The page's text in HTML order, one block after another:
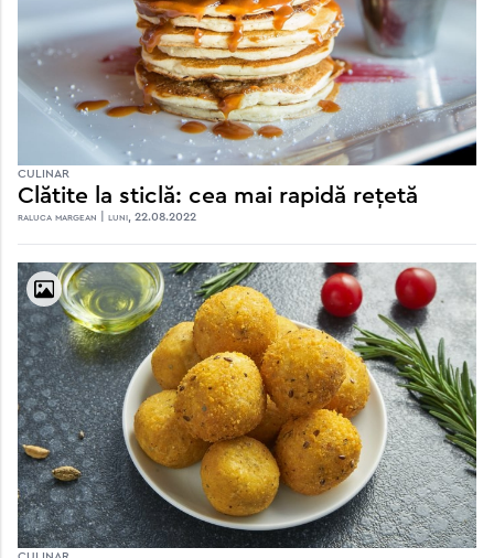
CULINAR
Clătite la sticlă: cea mai rapidă rețetă
raluca margean | luni, 22.08.2022